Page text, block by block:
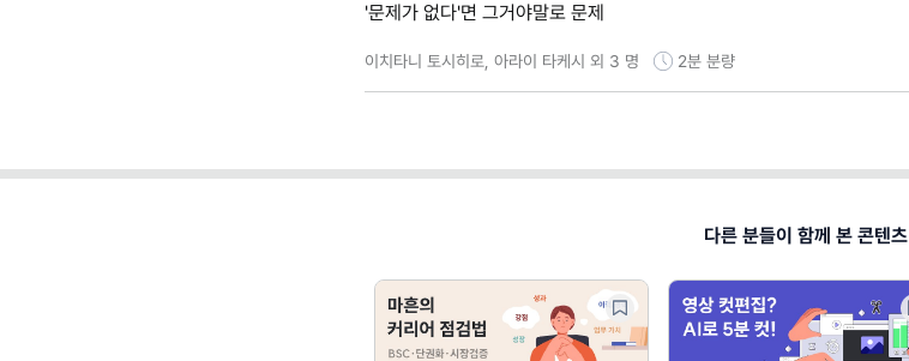
'문제가 없다'면 그거야말로 문제
이치타니 토시히로, 아라이 타케시 외 3 명 2분 분량
다른 분들이 함께 본 콘텐츠